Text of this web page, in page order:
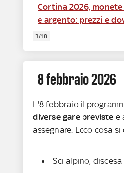
Cortina 2026,
e argento: prezzi e
3/18
8 febbraio 2026
L'8 febbraio il
diverse gare previste e
assegnare. Ecco cosa
Sci alpino,